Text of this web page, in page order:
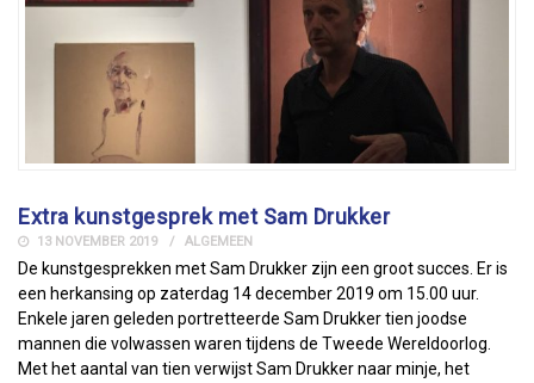
Extra kunstgesprek met Sam Drukker
13 NOVEMBER 2019 ALGEMEEN
De kunstgesprekken met Sam Drukker zijn een groot succes. Er is
een herkansing op zaterdag 14 december 2019 om 15.00 uur.
Enkele jaren geleden portretteerde Sam Drukker tien joodse
mannen die volwassen waren tijdens de Tweede Wereldoorlog.
Met het aantal van tien verwijst Sam Drukker naar minje, het